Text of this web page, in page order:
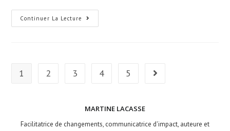
Continuer La Lecture
1 2 3 4 5
MARTINE LACASSE
Facilitatrice de changements, communicatrice d'impact, auteure et